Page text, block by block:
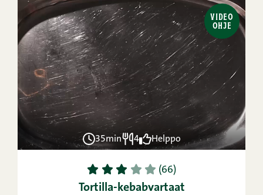
VIDEO
OHJE
35min 4 Helppo
1 2 3 4 5 (66)
Tortilla-kebabvartaat